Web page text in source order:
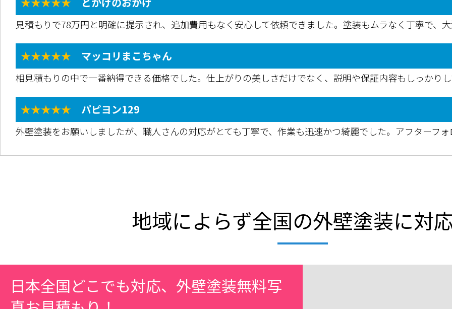
見積もりで78万円と明確に提示され、追加費用もなく安心して依頼できました。塗装もムラなく丁寧で、大
★★★★★ マッコリまこちゃん
相見積もりの中で一番納得できる価格でした。仕上がりの美しさだけでなく、説明や保証内容もしっかりし
★★★★★ パピヨン129
外壁塗装をお願いしましたが、職人さんの対応がとても丁寧で、作業も迅速かつ綺麗でした。アフターフォ
地域によらず全国の外壁塗装に対応
日本全国どこでも対応、外壁塗装無料写